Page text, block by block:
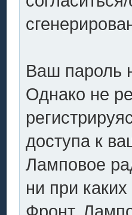
Ваш пароль
Однако не
доступа к
Ламповое
ни при